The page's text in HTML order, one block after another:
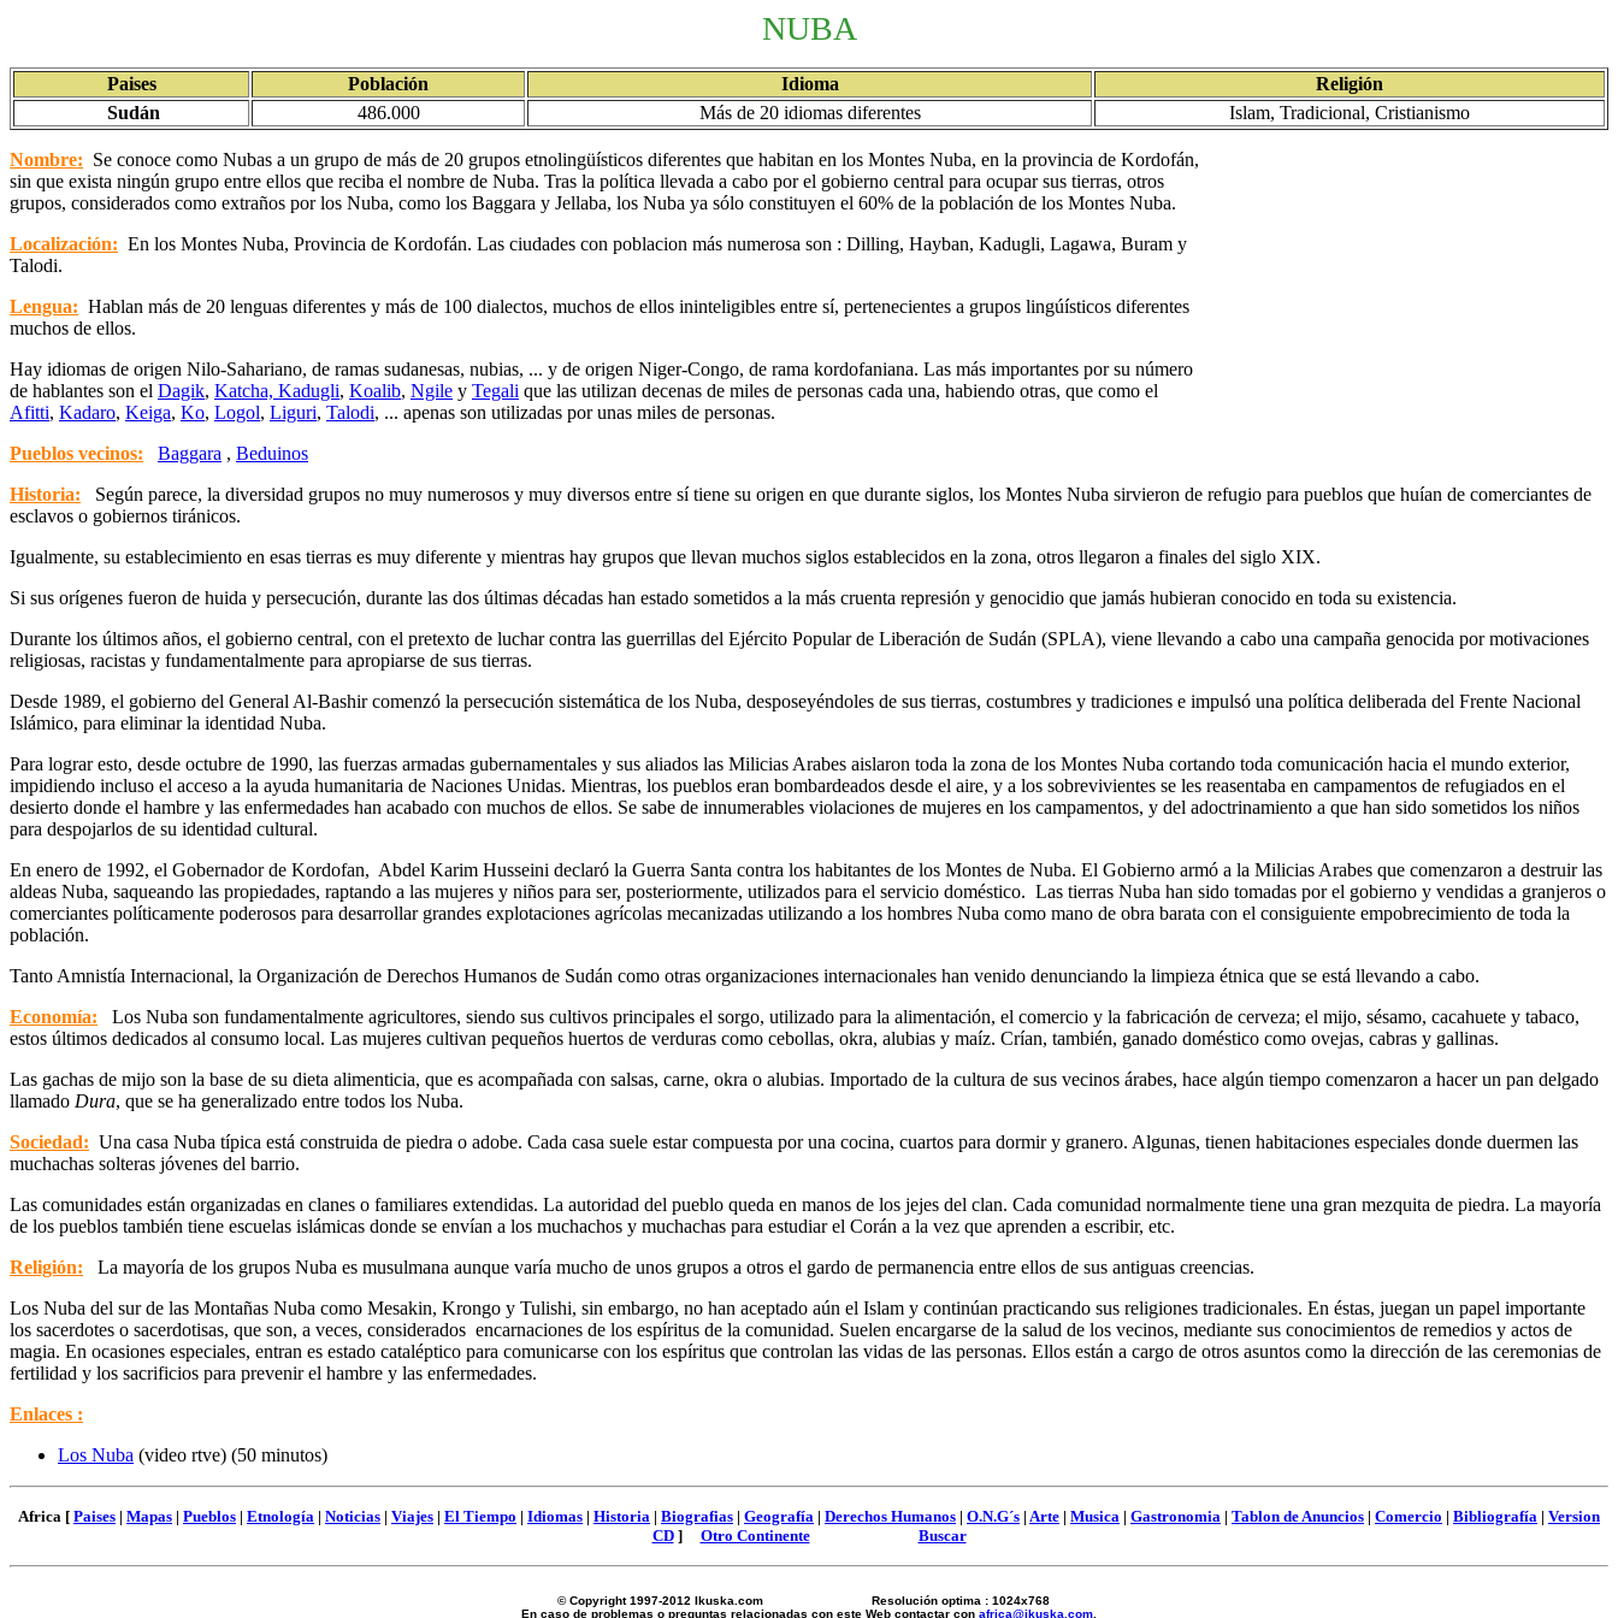
NUBA
Paises Población Idioma
Religión
Sudán
486.000 Más de 20 idiomas diferentes Islam, Tradicional, Cristianismo
Nombre: Se conoce como Nubas a un grupo de más de 20 grupos etnolingüísticos diferentes que habitan en los Montes Nuba, en la provincia de Kordofán,
sin que exista ningún grupo entre ellos que reciba el nombre de Nuba. Tras la política llevada a cabo por el gobierno central para ocupar sus tierras, otros
grupos, considerados como extraños por los Nuba, como los Baggara y Jellaba, los Nuba ya sólo constituyen el 60% de la población de los Montes Nuba.
Localización: En los Montes Nuba, Provincia de Kordofán. Las ciudades con poblacion más numerosa son : Dilling, Hayban, Kadugli, Lagawa, Buram y
Talodi.
Lengua: Hablan más de 20 lenguas diferentes y más de 100 dialectos, muchos de ellos ininteligibles entre sí, pertenecientes a grupos lingúísticos diferentes
muchos de ellos.
Hay idiomas de origen Nilo-Sahariano, de ramas sudanesas, nubias, ... y de origen Niger-Congo, de rama kordofaniana. Las más importantes por su número
de hablantes son el Dagik, Katcha, Kadugli, Koalib, Ngile y Tegali que las utilizan decenas de miles de personas cada una, habiendo otras, que como el
Afitti, Kadaro, Keiga, Ko, Logol, Liguri, Talodi, ... apenas son utilizadas por unas miles de personas.
Pueblos vecinos:
Baggara , Beduinos
Historia:
Según parece, la diversidad grupos no muy numerosos y muy diversos entre sí tiene su origen en que durante siglos, los Montes Nuba sirvieron de refugio para pueblos que huían de comerciantes de
esclavos o gobiernos tiránicos.
Igualmente, su establecimiento en esas tierras es muy diferente y mientras hay grupos que llevan muchos siglos establecidos en la zona, otros llegaron a finales del siglo XIX.
Si sus orígenes fueron de huida y persecución, durante las dos últimas décadas han estado sometidos a la más cruenta represión y genocidio que jamás hubieran conocido en toda su existencia.
Durante los últimos años, el gobierno central, con el pretexto de luchar contra las guerrillas del Ejército Popular de Liberación de Sudán (SPLA), viene llevando a cabo una campaña genocida por motivaciones
religiosas, racistas y fundamentalmente para apropiarse de sus tierras.
Desde 1989, el gobierno del General Al-Bashir comenzó la persecución sistemática de los Nuba, desposeyéndoles de sus tierras, costumbres y tradiciones e impulsó una política deliberada del Frente Nacional
Islámico, para eliminar la identidad Nuba.
Para lograr esto, desde octubre de 1990, las fuerzas armadas gubernamentales y sus aliados las Milicias Arabes aislaron toda la zona de los Montes Nuba cortando toda comunicación hacia el mundo exterior,
impidiendo incluso el acceso a la ayuda humanitaria de Naciones Unidas. Mientras, los pueblos eran bombardeados desde el aire, y a los sobrevivientes se les reasentaba en campamentos de refugiados en el
desierto donde el hambre y las enfermedades han acabado con muchos de ellos. Se sabe de innumerables violaciones de mujeres en los campamentos, y del adoctrinamiento a que han sido sometidos los niños
para despojarlos de su identidad cultural.
En enero de 1992, el Gobernador de Kordofan, Abdel Karim Husseini declaró la Guerra Santa contra los habitantes de los Montes de Nuba. El Gobierno armó a la Milicias Arabes que comenzaron a destruir las
aldeas Nuba, saqueando las propiedades, raptando a las mujeres y niños para ser, posteriormente, utilizados para el servicio doméstico. Las tierras Nuba han sido tomadas por el gobierno y vendidas a granjeros o
comerciantes políticamente poderosos para desarrollar grandes explotaciones agrícolas mecanizadas utilizando a los hombres Nuba como mano de obra barata con el consiguiente empobrecimiento de toda la
población.
Tanto Amnistía Internacional, la Organización de Derechos Humanos de Sudán como otras organizaciones internacionales han venido denunciando la limpieza étnica que se está llevando a cabo.
Economía:
Los Nuba son fundamentalmente agricultores, siendo sus cultivos principales el sorgo, utilizado para la alimentación, el comercio y la fabricación de cerveza; el mijo, sésamo, cacahuete y tabaco,
estos últimos dedicados al consumo local. Las mujeres cultivan pequeños huertos de verduras como cebollas, okra, alubias y maíz. Crían, también, ganado doméstico como ovejas, cabras y gallinas.
Las gachas de mijo son la base de su dieta alimenticia, que es acompañada con salsas, carne, okra o alubias. Importado de la cultura de sus vecinos árabes, hace algún tiempo comenzaron a hacer un pan delgado
llamado Dura, que se ha generalizado entre todos los Nuba.
Sociedad: Una casa Nuba típica está construida de piedra o adobe. Cada casa suele estar compuesta por una cocina, cuartos para dormir y granero. Algunas, tienen habitaciones especiales donde duermen las
muchachas solteras jóvenes del barrio.
Las comunidades están organizadas en clanes o familiares extendidas. La autoridad del pueblo queda en manos de los jejes del clan. Cada comunidad normalmente tiene una gran mezquita de piedra. La mayoría
de los pueblos también tiene escuelas islámicas donde se envían a los muchachos y muchachas para estudiar el Corán a la vez que aprenden a escribir, etc.
Religión:
La mayoría de los grupos Nuba es musulmana aunque varía mucho de unos grupos a otros el gardo de permanencia entre ellos de sus antiguas creencias.
Los Nuba del sur de las Montañas Nuba como Mesakin, Krongo y Tulishi, sin embargo, no han aceptado aún el Islam y continúan practicando sus religiones tradicionales. En éstas, juegan un papel importante
los sacerdotes o sacerdotisas, que son, a veces, considerados encarnaciones de los espíritus de la comunidad. Suelen encargarse de la salud de los vecinos, mediante sus conocimientos de remedios y actos de
magia. En ocasiones especiales, entran es estado cataléptico para comunicarse con los espíritus que controlan las vidas de las personas. Ellos están a cargo de otros asuntos como la dirección de las ceremonias de
fertilidad y los sacrificios para prevenir el hambre y las enfermedades.
Enlaces :
Los Nuba (video rtve) (50 minutos)
Africa [ Paises | Mapas | Pueblos | Etnología | Noticias | Viajes | El Tiempo | Idiomas | Historia | Biografias | Geografía | Derechos Humanos | O.N.G´s | Arte | Musica | Gastronomia | Tablon de Anuncios | Comercio | Bibliografía | Version
CD] Otro Continente Buscar
© Copyright 1997-2012 Ikuska.com Resolución optima : 1024x768
En caso de problemas o preguntas relacionadas con este Web contactar con africa@ikuska.com